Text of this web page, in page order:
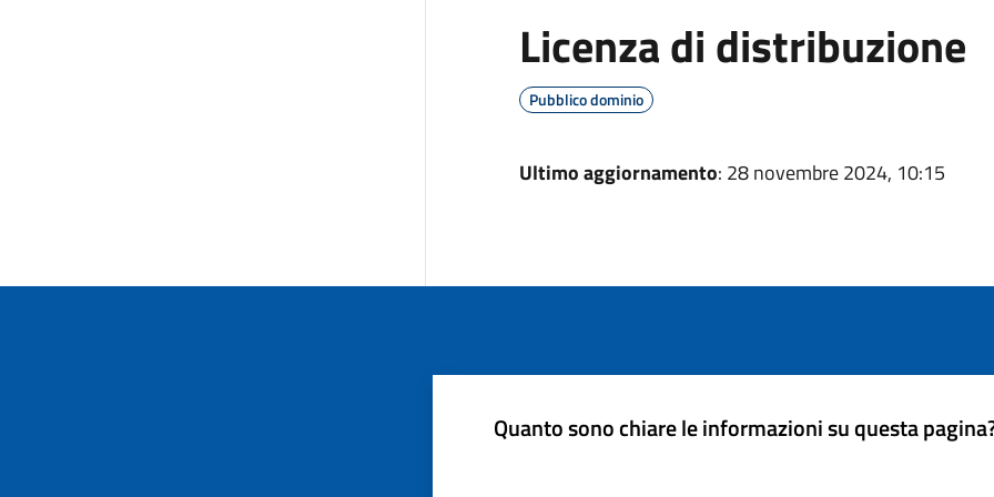
Licenza di distribuzione
Pubblico dominio
Ultimo aggiornamento: 28 novembre 2024, 10:15
Quanto sono chiare le informazioni su questa